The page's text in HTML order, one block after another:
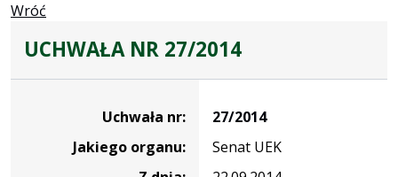
Wróć
UCHWAŁA NR 27/2014
Uchwała nr:
27/2014
Jakiego organu:
Senat UEK